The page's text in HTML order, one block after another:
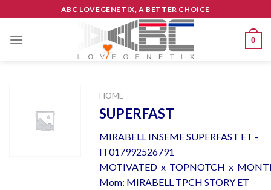
to
content
ABC LOVEGENETIX, A BETTER CHOICE
0
HOME
SUPERFAST
MIRABELL INSEME SUPERFAST ET -
IT017992526791
MOTIVATED x TOPNOTCH x
Mom: MIRABELL TPCH STORY ET